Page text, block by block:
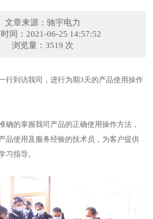
文章来源：驰宇电力
间：2021-06-25 14:57:52
浏览量：3519 次
行到访我司，进行为期3天的产品使用操作
确的掌握我司产品的正确使用操作方法，
品使用及服务经验的技术员，为客户提供
习指导。